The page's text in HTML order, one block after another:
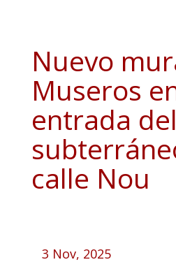
Nuevo
Museros
entrada
calle Nou
3 Nov, 2025